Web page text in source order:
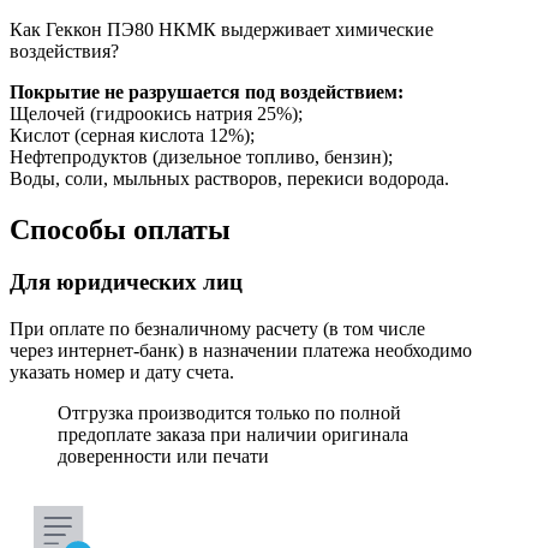
Как Геккон ПЭ80 НКМК выдерживает химические
воздействия?
Покрытие не разрушается под воздействием:
Щелочей (гидроокись натрия 25%);
Кислот (серная кислота 12%);
Нефтепродуктов (дизельное топливо, бензин);
Воды, соли, мыльных растворов, перекиси водорода.
Способы оплаты
Для юридических лиц
При оплате по безналичному расчету (в том числе
через интернет-банк) в назначении платежа необходимо
указать номер и дату счета.
Отгрузка производится только по полной
предоплате заказа при наличии оригинала
доверенности или печати